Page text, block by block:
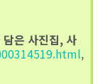
은 사진집, 사
,